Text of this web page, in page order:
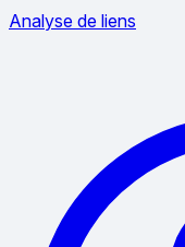
Analyse de liens